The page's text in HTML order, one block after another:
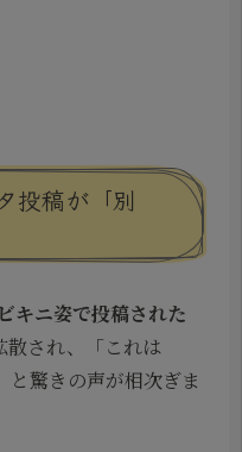
投稿が「別
キニ姿で投稿された
散され、「これは
と驚きの声が相次ぎま